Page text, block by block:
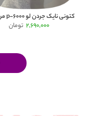
کتونی نایک جردن لو SB مردانه سفی ...
2,200,000 تومان